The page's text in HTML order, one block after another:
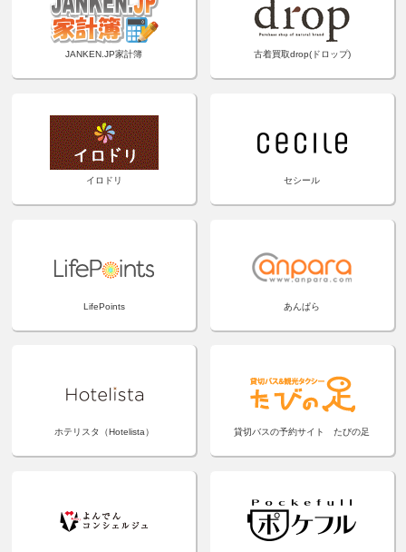
JANKEN.JP家計簿 古着買取drop(ドロップ)
イロドリ セシール
LifePoints あんぱら
ホテリスタ（Hotelista） 貸切バスの予約サイト たびの足